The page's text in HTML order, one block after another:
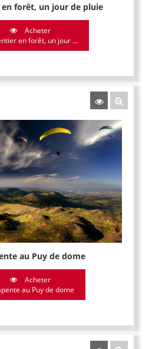
forêt, un jour de pluie
Acheter
en forêt, un jour ...
au Puy de dome
Acheter
au Puy de dome